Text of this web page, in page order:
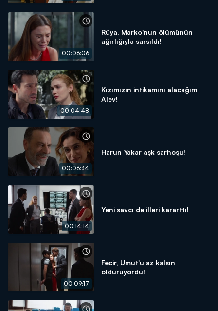
00:06:06
Rüya, Marko'nun ölümünün
ağırlığıyla sarsıldı!
00:04:48
Kızımızın intikamını alacağım
Alev!
00:06:34
Harun Yakar aşk sarhoşu!
00:14:14
Yeni savcı delilleri kararttı!
00:09:17
Fecir, Umut'u az kalsın
öldürüyordu!